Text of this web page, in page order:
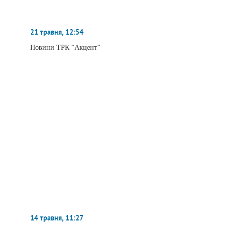
21 травня, 12:54
Новини ТРК “Акцент”
14 травня, 11:27